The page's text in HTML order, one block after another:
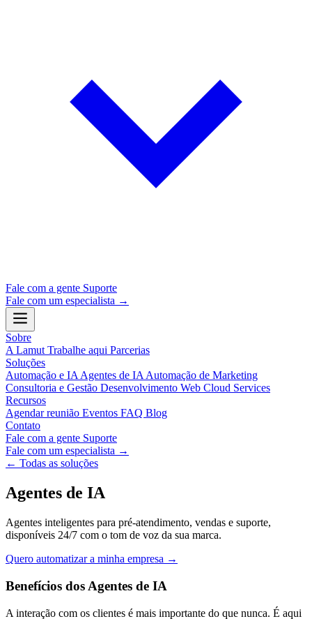
Fale com a gente Suporte
Fale com um especialista →
Sobre
A LamutTrabalhe aqui Parcerias
Soluções
Automação e IAAgentes de IAAutomação de Marketing
Consultoria e Gestão Desenvolvimento Web Cloud Services
Recursos
Agendar reunião Eventos FAQ Blog
Contato
Fale com a gente Suporte
Fale com um especialista →
← Todas as soluções
Agentes de IA
Agentes inteligentes para pré-atendimento, vendas e suporte,
disponíveis 24/7 com o tom de voz da sua marca.
Quero automatizar a minha empresa →
Benefícios dos Agentes de IA
A interação com os clientes é mais importante do que nunca. É aqui